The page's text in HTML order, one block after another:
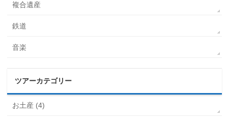
複合遺産
鉄道
音楽
ツアーカテゴリー
お土産 (4)